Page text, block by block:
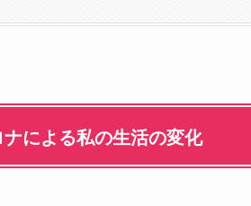
ナによる私の生活の変化